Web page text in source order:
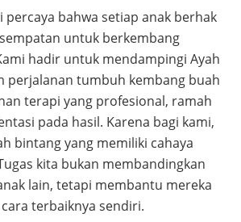
percaya bahwa setiap anak berhak
untuk berkembang
hadir untuk mendampingi Ayah
perjalanan tumbuh kembang buah
terapi yang profesional, ramah
pada hasil. Karena bagi kami,
bintang yang memiliki cahaya
kita bukan membandingkan
lain, tetapi membantu mereka
terbaiknya sendiri.